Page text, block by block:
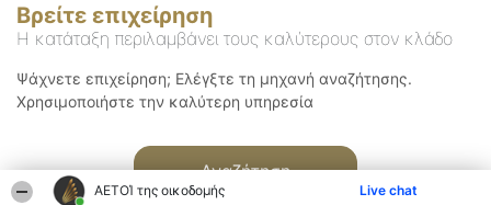
ΑΕΤΟΊ της οικοδομής Live chat
Βρείτε επιχείρηση
Η κατάταξη περιλαμβάνει τους καλύτερους στον κλάδο
Ψάχνετε επιχείρηση; Ελέγξτε τη μηχανή αναζήτησης.
Χρησιμοποιήστε την καλύτερη υπηρεσία
Αναζήτηση